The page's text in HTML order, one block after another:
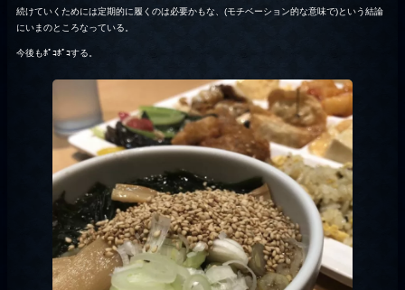
続けていくためには定期的に履くのは必要かもな、(モチベーション的な意味で)という結論
にいまのところなっている。
今後もﾎﾟｺﾎﾟｺする。